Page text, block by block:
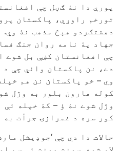
پورې دا نۀ ګڼل چې
تورخم راوړي، پاکستان
دهشتګردو هېڅ مذهب نۀ وي.
جهاد پۀ نامه روان جنګ
چې افغانستان کښې بل شوے
دے، نن پاکستان وائي چې
وي – خو پاکستان نن هم
کوله هارون بلور به وژل
وژل شوے نۀ ؤ – کۀ خپله
کور سره د غمرازۍ جرأت به
حالات دا دي چې ‘جوډیشل